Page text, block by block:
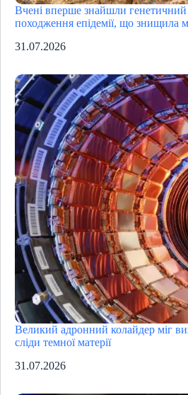
Вчені вперше знайшли генетичний
походження епідемії, що знищила
31.07.2026
Великий адронний колайдер міг
сліди темної матерії
31.07.2026